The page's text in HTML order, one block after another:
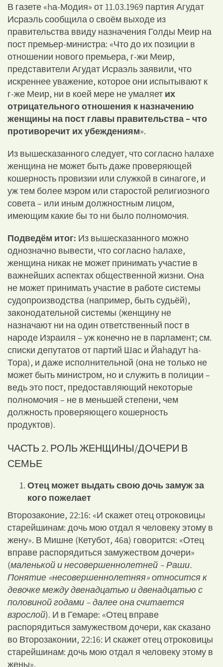
В газете «hа-Модия» от 11.03.1969 партия Агудат
Исраэль сообщила о своём выходе из
правительства ввиду назначения Голды Меир на
пост премьер-министра: «Что до их позиции в
отношении нового премьера, г-жи Меир,
представители Агудат Исраэль заявили, что
искреннее уважение, которое они испытывают к
г-же Меир, ни в коей мере не умаляет их
отрицательного отношения к назначению
женщины на пост главы правительства – что
противоречит их убеждениям».
Из вышесказанного следует, что согласно hалахе
женщина не может быть даже проверяющей
кошерность провизии или служкой в синагоге, и
уж тем более мэром или старостой религиозного
совета – или иным должностным лицом,
имеющим какие бы то ни было полномочия.
Подведём итог: Из вышесказанного можно
однозначно вывести, что согласно hалахе,
женщина никак не может принимать участие в
важнейших аспектах общественной жизни. Она
не может принимать участие в работе системы
судопроизводства (например, быть судьёй),
законодательной системы (женщину не
назначают ни на один ответственный пост в
народе Израиля – уж конечно не в парламент; см.
списки депутатов от партий Шас и Йаhадут hа-
Тора), и даже исполнительной (она не только не
может быть министром, но и служить в полиции –
ведь это пост, предоставляющий некоторые
полномочия – не в меньшей степени, чем
должность проверяющего кошерность
продуктов).
ЧАСТЬ 2. РОЛЬ ЖЕНЩИНЫ/ДОЧЕРИ В
СЕМЬЕ
Отец может выдать свою дочь замуж за
кого пожелает
Второзаконие, 22:16: «И скажет отец отроковицы
старейшинам: дочь мою отдал я человеку этому в
жену». В Мишне (Кетубот, 46а) говорится: «Отец
вправе распорядиться замужеством дочери»
(маленькой и несовершеннолетней – Раши.
Понятие «несовершеннолетняя» относится к
девочке между двенадцатью и двенадцатью с
половиной годами – далее она считается
взрослой). И в Гемаре: «Отец вправе
распорядиться замужеством дочери, как сказано
во Второзаконии, 22:16: И скажет отец отроковицы
старейшинам: дочь мою отдал я человеку этому в
жены».